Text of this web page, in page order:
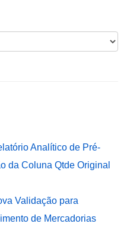
Analítico de Pré-
da Coluna Qtde Original
Validação para
de Mercadorias